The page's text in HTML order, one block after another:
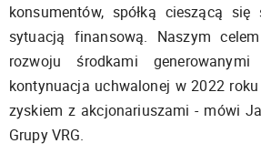
konsumentów, spółką cieszącą się
sytuacją finansową. Naszym
rozwoju środkami
kontynuacja uchwalonej w 2022
zyskiem z akcjonariuszami - mówi
Grupy VRG.